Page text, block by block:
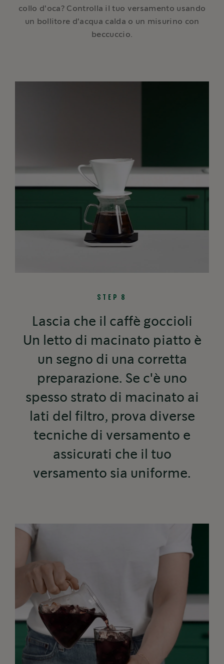
collo d'oca? Controlla il tuo versamento usando
un bollitore d'acqua calda o un misurino con
beccuccio.
STEP 8
Lascia che il caffè goccioli
Un letto di macinato piatto è
un segno di una corretta
preparazione. Se c'è uno
spesso strato di macinato ai
lati del filtro, prova diverse
tecniche di versamento e
assicurati che il tuo
versamento sia uniforme.